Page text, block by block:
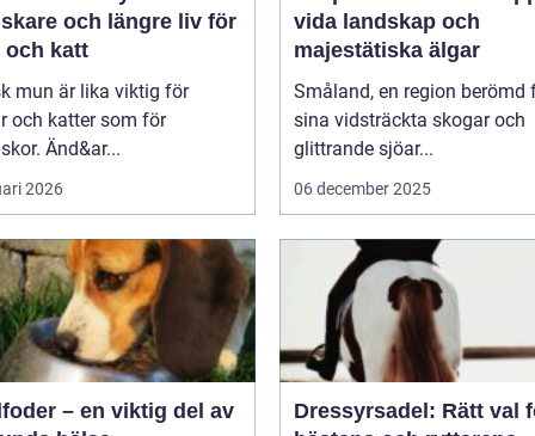
och längre liv för
och katt
mun är lika viktig för
och katter som för
Änd&ar...
2026
vida landskap och
majestätiska älgar
Småland, en region berömd
sina vidsträckta skogar och
glittrande sjöar...
06 december 2025
– en viktig del av
Dressyrsadel: Rätt val